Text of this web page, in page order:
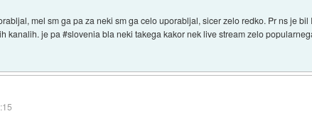
mel sm ga pa za neki sm ga celo uporabljal, sicer zelo redko. Pr ns je
kanalih. je pa #slovenia bla neki takega kakor nek live stream zelo